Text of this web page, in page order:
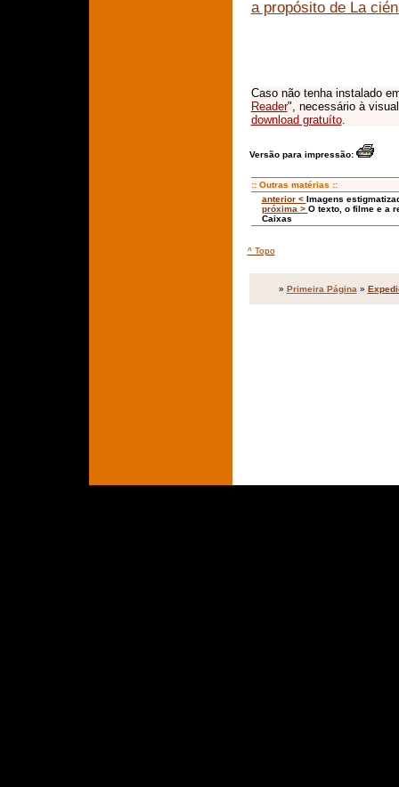
a propósito de La
Caso não tenha instalado
Reader", necessário à
download gratuíto.
Versão para impressão:
:: Outras matérias ::
anterior < Imagens
próxima > O texto, o filme e a
Caixas
^ Topo
» Primeira Página »